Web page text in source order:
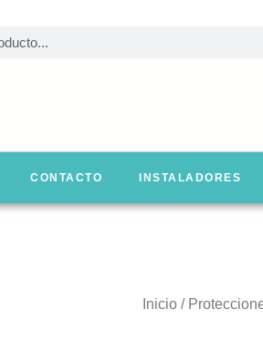
CONTACTO INSTALADORES
Inicio /